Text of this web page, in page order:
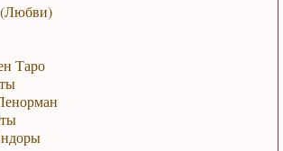
Таро